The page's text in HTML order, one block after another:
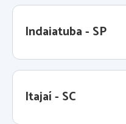
Indaiatuba - SP
Itajaí - SC